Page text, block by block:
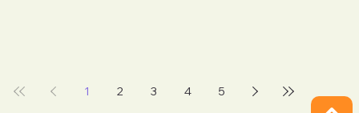
1 2 3 4 5